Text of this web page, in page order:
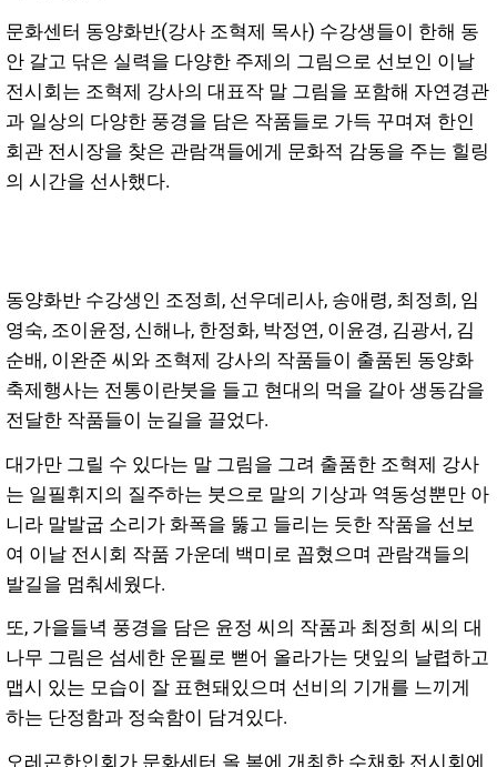
문화센터 동양화반(강사 조혁제 목사) 수강생들이 한해 동
안 갈고 닦은 실력을 다양한 주제의 그림으로 선보인 이날
전시회는 조혁제 강사의 대표작 말 그림을 포함해 자연경관
과 일상의 다양한 풍경을 담은 작품들로 가득 꾸며져 한인
회관 전시장을 찾은 관람객들에게 문화적 감동을 주는 힐링
의 시간을 선사했다.
동양화반 수강생인 조정희, 선우데리사, 송애령, 최정희, 임
영숙, 조이윤정, 신해나, 한정화, 박정연, 이윤경, 김광서, 김
순배, 이완준 씨와 조혁제 강사의 작품들이 출품된 동양화
축제행사는 전통이란붓을 들고 현대의 먹을 갈아 생동감을
전달한 작품들이 눈길을 끌었다.
대가만 그릴 수 있다는 말 그림을 그려 출품한 조혁제 강사
는 일필휘지의 질주하는 붓으로 말의 기상과 역동성뿐만 아
니라 말발굽 소리가 화폭을 뚫고 들리는 듯한 작품을 선보
여 이날 전시회 작품 가운데 백미로 꼽혔으며 관람객들의
발길을 멈춰세웠다.
또, 가을들녁 풍경을 담은 윤정 씨의 작품과 최정희 씨의 대
나무 그림은 섬세한 운필로 뻗어 올라가는 댓잎의 날렵하고
맵시 있는 모습이 잘 표현돼있으며 선비의 기개를 느끼게
하는 단정함과 정숙함이 담겨있다.
오레곤한인회가 문화세터 올 봄에 개최한 수채화 전시회에